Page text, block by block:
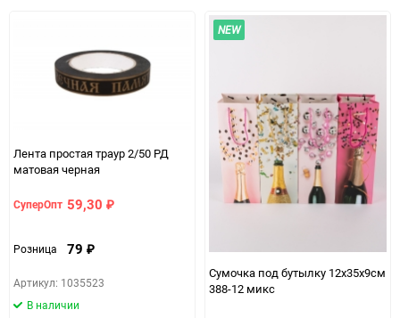
шт
Размер
Лента простая траур 2/50 РД
матовая черная
СуперОпт 59,30 ₽
Розница 79 ₽
Артикул: 1035523
В наличии
NEW
Сумочка под бутылку 12х35x9см
388-12 микс